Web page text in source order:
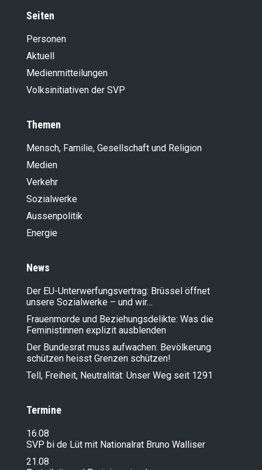
Seiten
Personen
Aktuell
Medienmitteilungen
Volksinitiativen der SVP
Themen
Mensch, Familie, Gesellschaft und Religion
Medien
Verkehr
Sozialwerke
Aussenpolitik
Energie
News
Der EU-Unterwerfungsvertrag: Brüssel öffnet
unsere Sozialwerke – und wir…
Frauenmorde und Beziehungsdelikte: Was die
Feministinnen explizit ausblenden
Der Bundesrat muss aufwachen: Bevölkerung
schützen heisst Grenzen schützen!
Tell, Freiheit, Neutralität: Unser Weg seit 1291
Termine
16.08
SVP bi de Lüt mit Nationalrat Bruno Walliser
21.08